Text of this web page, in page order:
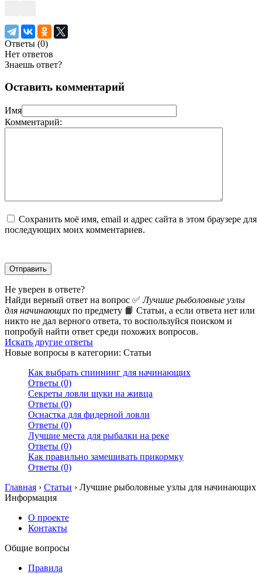
Ответы (0)
Нет ответов
Знаешь ответ?
Оставить комментарий
Имя
Комментарий:
Сохранить моё имя, email и адрес сайта в этом браузере для
последующих моих комментариев.
Не уверен в ответе?
Найди верный ответ на вопрос ✅Лучшие рыболовные узлы
для начинающих по предмету 📙 Статьи, а если ответа нет или
никто не дал верного ответа, то воспользуйся поиском и
попробуй найти ответ среди похожих вопросов.
Искать другие ответы
Новые вопросы в категории: Статьи
Как выбрать спиннинг для начинающих
Ответы (0)
Секреты ловли щуки на живца
Ответы (0)
Оснастка для фидерной ловли
Ответы (0)
Лучшие места для рыбалки на реке
Ответы (0)
Как правильно замешивать прикормку
Ответы (0)
Главная › Статьи › Лучшие рыболовные узлы для начинающих
Информация
О проекте
Контакты
Общие вопросы
Правила